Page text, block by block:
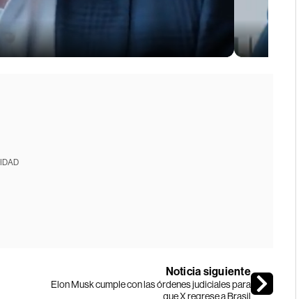
Noticia siguiente
Elon Musk cumple con las órdenes judiciales para
que X regrese a Brasil